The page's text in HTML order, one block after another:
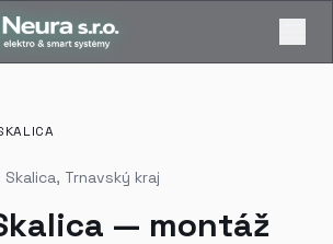
Skalica, Trnavský kraj
— montáž